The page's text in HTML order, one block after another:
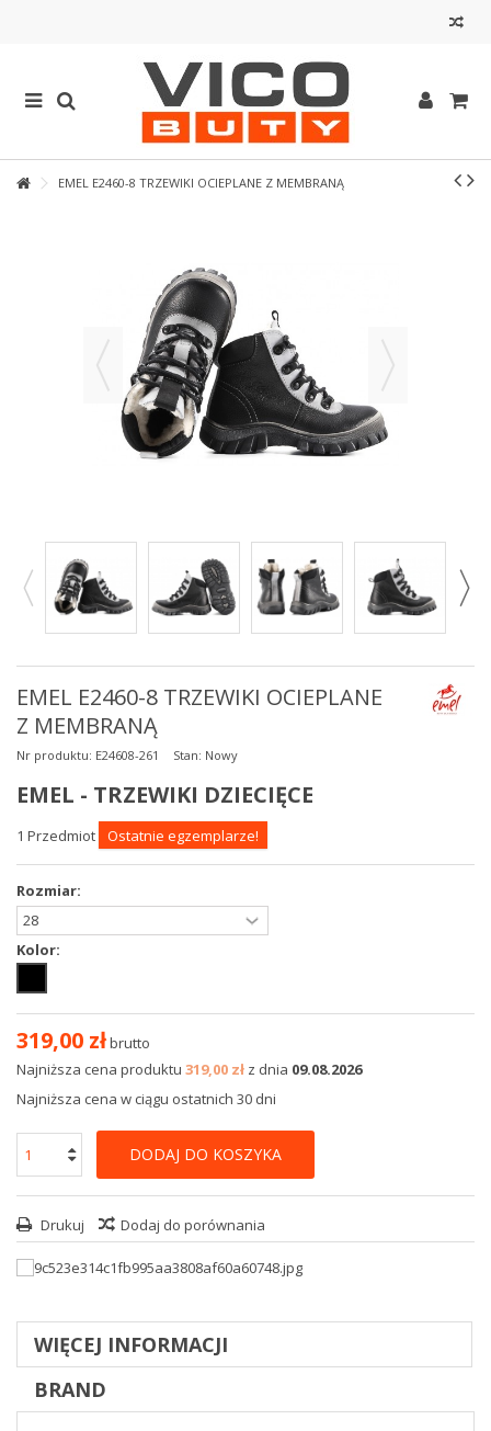
EMEL E2460-8 TRZEWIKI OCIEPLANE Z MEMBRANĄ
EMEL E2460-8 TRZEWIKI OCIEPLANE
Z MEMBRANĄ
Nr produktu: E24608-261 Stan: Nowy
EMEL - TRZEWIKI DZIECIĘCE
1 Przedmiot Ostatnie egzemplarze!
Rozmiar:
Kolor:
319,00 złbrutto
Najniższa cena produktu 319,00 zł z dnia 09.08.2026
Najniższa cena w ciągu ostatnich 30 dni
DODAJ DO KOSZYKA
Drukuj Dodaj do porównania
WIĘCEJ INFORMACJI
BRAND